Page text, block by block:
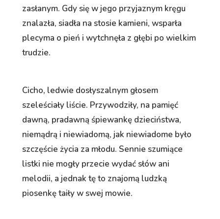
zasłanym. Gdy się w jego przyjaznym kręgu
znalazła, siadła na stosie kamieni, wsparła
plecyma o pień i wytchnęła z głębi po wielkim
trudzie.
Cicho, ledwie dosłyszalnym głosem
szeleściały liście. Przywodziły, na pamięć
dawną, pradawną śpiewankę dzieciństwa,
niemądrą i niewiadomą, jak niewiadome było
szczęście życia za młodu. Sennie szumiące
listki nie mogły przecie wydać słów ani
melodii, a jednak tę to znajomą ludzką
piosenkę taiły w swej mowie.